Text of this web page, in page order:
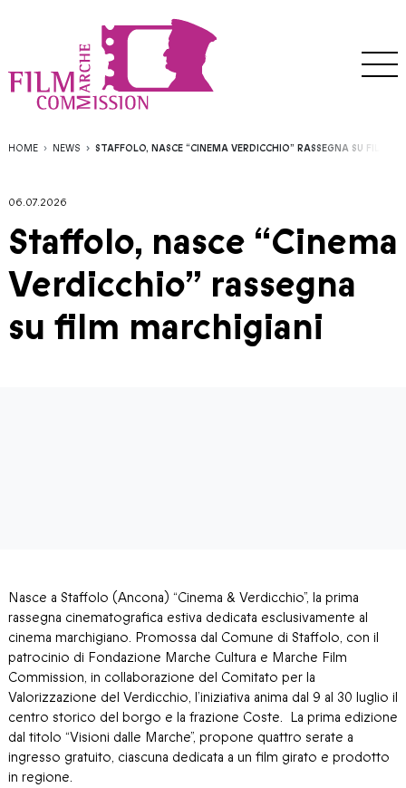
HOME NEWS STAFFOLO, NASCE “CINEMA VERDICCHIO” RASSEGNA SU FILM
06.07.2026
Staffolo, nasce “Cinema
Verdicchio” rassegna
su film marchigiani
Nasce a Staffolo (Ancona) “Cinema & Verdicchio”, la prima
rassegna cinematografica estiva dedicata esclusivamente al
cinema marchigiano. Promossa dal Comune di Staffolo, con il
patrocinio di Fondazione Marche Cultura e Marche Film
Commission, in collaborazione del Comitato per la
Valorizzazione del Verdicchio, l’iniziativa anima dal 9 al 30 luglio il
centro storico del borgo e la frazione Coste. La prima edizione
dal titolo “Visioni dalle Marche”, propone quattro serate a
ingresso gratuito, ciascuna dedicata a un film girato e prodotto
in regione.